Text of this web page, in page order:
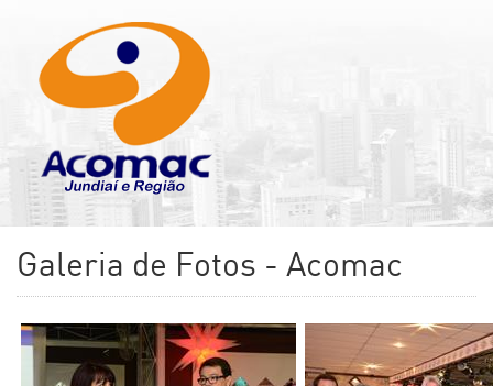
Galeria de Fotos - Acomac